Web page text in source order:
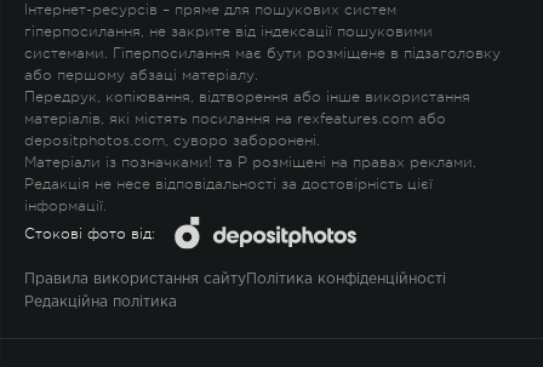
Інтернет-ресурсів – пряме для пошукових систем
гіперпосилання, не закрите від індексації пошуковими
системами. Гіперпосилання має бути розміщене в підзаголовку
або першому абзаці матеріалу.
Передрук, копіювання, відтворення або інше використання
матеріалів, які містять посилання на rexfeatures.com або
depositphotos.com, суворо заборонені.
Матеріали із позначками! та P розміщені на правах реклами.
Редакція не несе відповідальності за достовірність цієї
інформації.
Стокові фото від:
Правила використання сайту Політика конфіденційності
Редакційна політика